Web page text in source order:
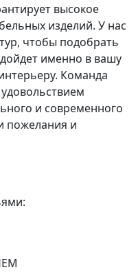
высокое
изделий. У нас
чтобы подобрать
именно в вашу
Команда
и современного
пожелания и